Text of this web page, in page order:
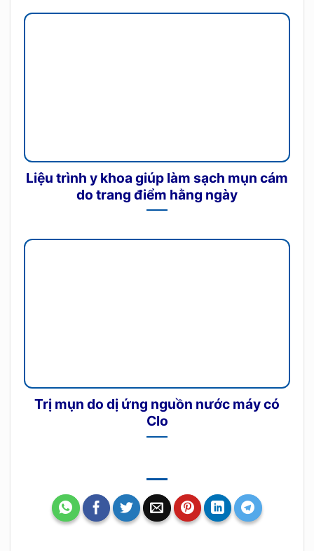
Liệu trình y khoa giúp làm sạch mụn cám
do trang điểm hằng ngày
Trị mụn do dị ứng nguồn nước máy có
Clo